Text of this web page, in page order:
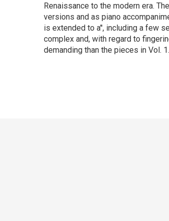
Renaissance to the modern era.
versions and as piano
is extended to a'', including a few
complex and, with regard to
demanding than the pieces in Vol. 1.